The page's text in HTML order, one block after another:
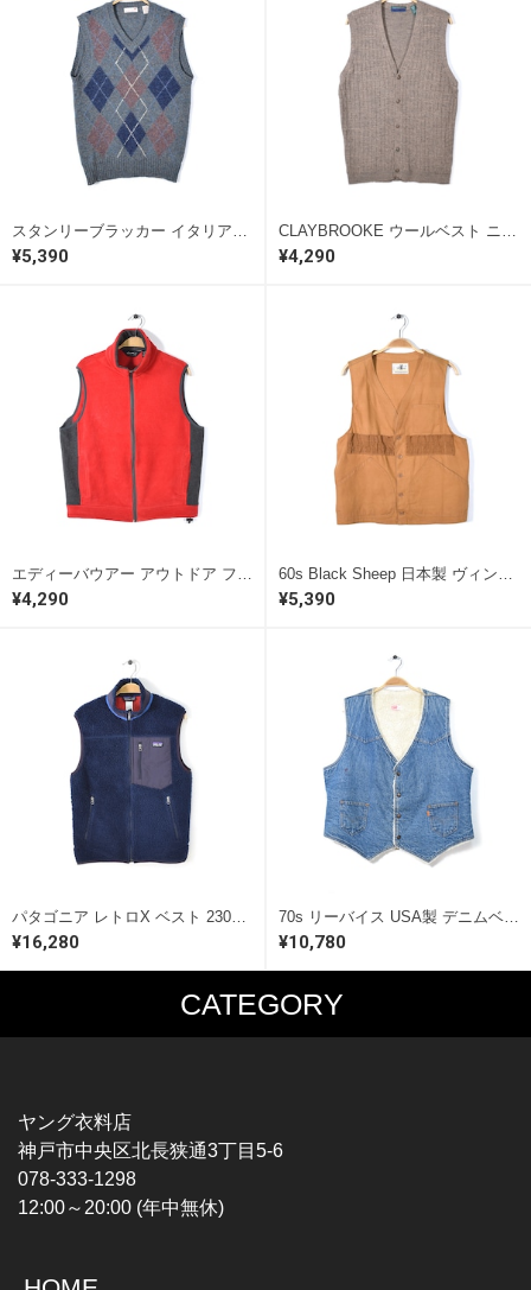
スタンリーブラッカー イタリア製 アーガイル ウールベスト ニットベスト シェットランドウール STANLEY BLACKER サイズM トラッド 古着 @CJ0088
¥5,390
CLAYBROOKE ウールベスト ニットベスト アクリル 薄茶 サイズM トラッド 古着 @CJ0087
¥4,290
エディーバウアー アウトドア フリースベスト 赤灰 EDDIE BAUER サイズS アメカジ 古着 @CJ0086
¥4,290
60s Black Sheep 日本製 ヴィンテージ ハンティングベスト コットンキャンバス ベージュ ブラックシープ メンズS アメカジ 古着 @CJ0085
¥5,390
パタゴニア レトロX ベスト 23047FA13 フリースベスト パイル アウトドア ネイビー 2013年製 Patagonia サイズS 古着 @CJ0084
¥16,280
70s リーバイス USA製 デニムベスト ボアベスト インディゴ スモールe 大きいサイズ ヴィンテージ サイズXL levis 古着 @CJ0076
¥10,780
CATEGORY
MUSIC TEE
HARDCORE / PUNK
PROGLESSIVE ROCK
POPS
SOUL / R&B
T-SHIRTS
CHAMPION
ヤング衣料店
神戸市中央区北長狭通3丁目5-6
078-333-1298
12:00～20:00 (年中無休)